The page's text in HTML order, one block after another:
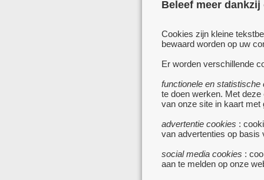
Beleef meer
Cookies zijn kleine
bewaard worden op uw
Er worden verschillende
functionele en statistische
te doen werken. Met
van onze site in kaart met
advertentie cookies :
van advertenties op basis
social media cookies :
aan te melden op onze